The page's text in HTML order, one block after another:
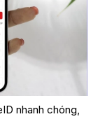
nhanh chóng,